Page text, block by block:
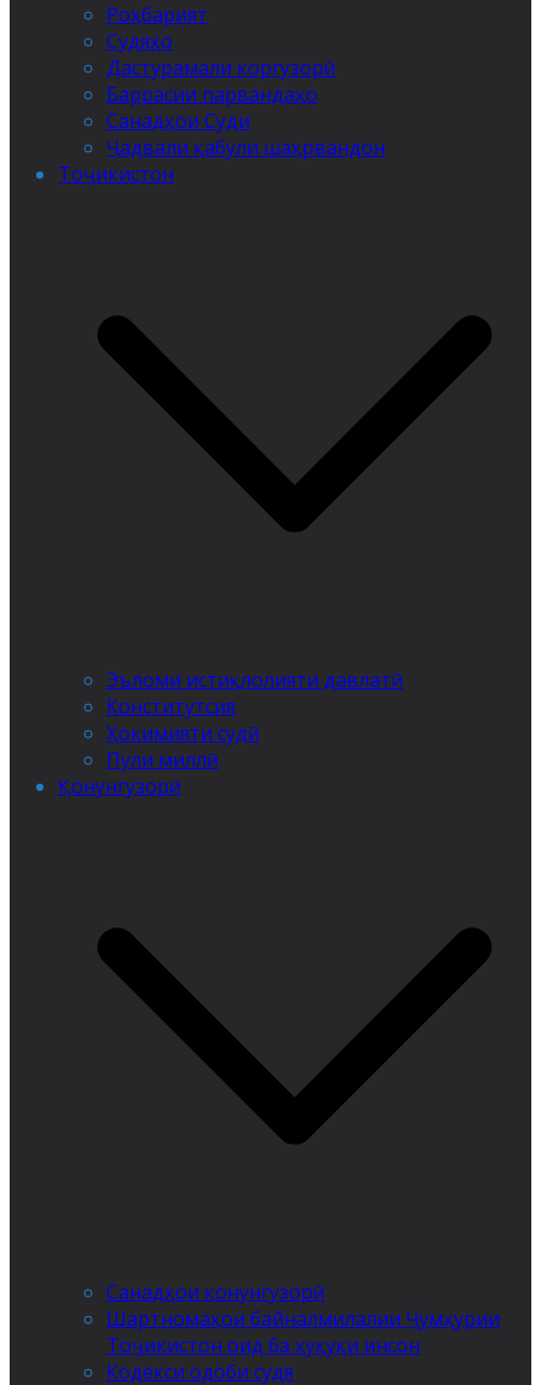
Роҳбарият
Судяҳо
Дастурамали коргузорӣ
Баррасии парвандаҳо
Санадҳои Суди
Ҷадвали қабули шаҳрвандон
Тоҷикистон
Эъломи истиқлолияти давлатӣ
Конститутсия
Ҳокимияти судӣ
Пули миллӣ
Қонунгузорӣ
Санадҳои қонунгузорӣ
Шартномаҳои байналмилалии Ҷумҳурии
Тоҷикистон оид ба ҳуқуқи инсон
Кодекси одоби судя